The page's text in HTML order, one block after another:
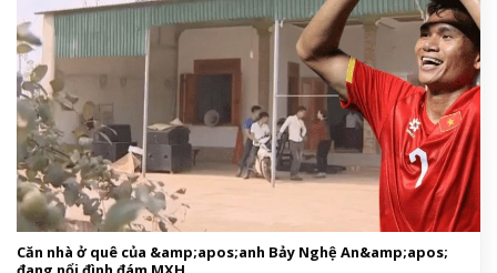
Căn nhà ở quê của &amp;apos;anh Bảy Nghệ An&amp;apos;